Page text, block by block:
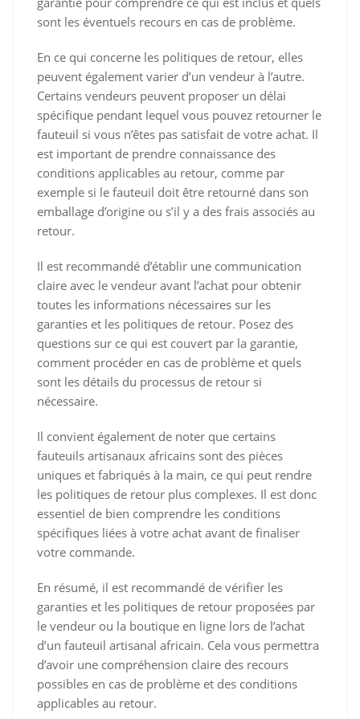
sont les éventuels recours en cas de problème.
En ce qui concerne les politiques de retour, elles
peuvent également varier d’un vendeur à l’autre.
Certains vendeurs peuvent proposer un délai
spécifique pendant lequel vous pouvez retourner le
fauteuil si vous n’êtes pas satisfait de votre achat. Il
est important de prendre connaissance des
conditions applicables au retour, comme par
exemple si le fauteuil doit être retourné dans son
emballage d’origine ou s’il y a des frais associés au
retour.
Il est recommandé d’établir une communication
claire avec le vendeur avant l’achat pour obtenir
toutes les informations nécessaires sur les
garanties et les politiques de retour. Posez des
questions sur ce qui est couvert par la garantie,
comment procéder en cas de problème et quels
sont les détails du processus de retour si
nécessaire.
Il convient également de noter que certains
fauteuils artisanaux africains sont des pièces
uniques et fabriqués à la main, ce qui peut rendre
les politiques de retour plus complexes. Il est donc
essentiel de bien comprendre les conditions
spécifiques liées à votre achat avant de finaliser
votre commande.
En résumé, il est recommandé de vérifier les
garanties et les politiques de retour proposées par
le vendeur ou la boutique en ligne lors de l’achat
d’un fauteuil artisanal africain. Cela vous permettra
d’avoir une compréhension claire des recours
possibles en cas de problème et des conditions
applicables au retour.